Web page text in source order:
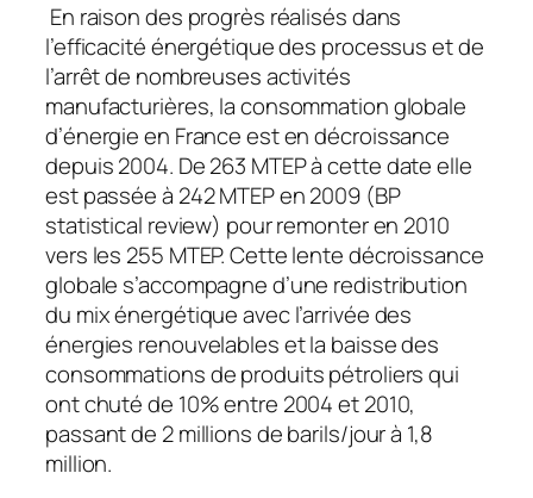
En raison des progrès réalisés dans
l’efficacité énergétique des processus et de
l’arrêt de nombreuses activités
manufacturières, la consommation globale
d’énergie en France est en décroissance
depuis 2004. De 263 MTEP à cette date elle
est passée à 242 MTEP en 2009 (BP
statistical review) pour remonter en 2010
vers les 255 MTEP. Cette lente décroissance
globale s’accompagne d’une redistribution
du mix énergétique avec l’arrivée des
énergies renouvelables et la baisse des
consommations de produits pétroliers qui
ont chuté de 10% entre 2004 et 2010,
passant de 2 millions de barils/jour à 1,8
million.